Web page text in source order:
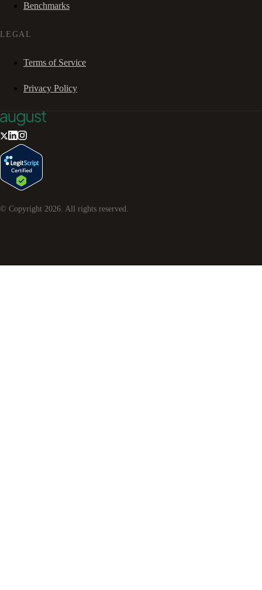
Benchmarks
LEGAL
Terms of Service
Privacy Policy
© Copyright 2026. All rights reserved.